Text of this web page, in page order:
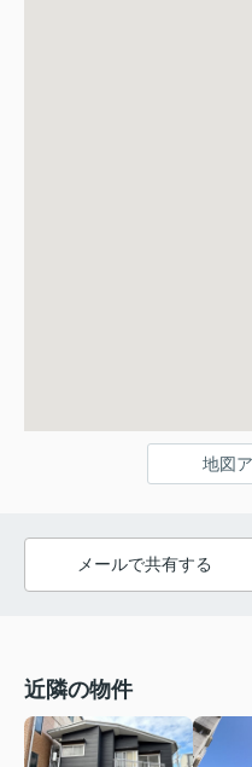
地図
メールで共有する
近隣の物件